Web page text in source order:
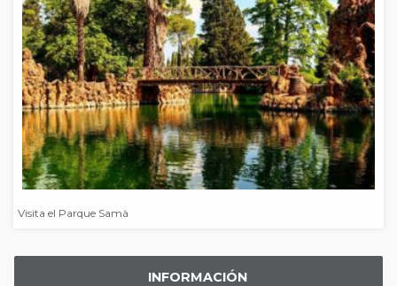
Visita el Parque Samà
INFORMACIÓN